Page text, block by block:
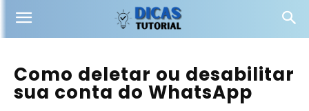
Como deletar ou desabilitar
sua conta do WhatsApp